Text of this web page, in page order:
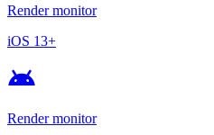
Render monitor
iOS 13+
android
Render monitor